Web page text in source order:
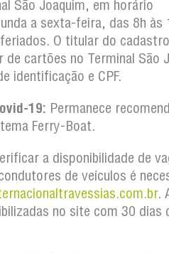
São Joaquim, em horário
a sexta-feira, das 8h às
O titular do
de cartões no Terminal São
identificação e CPF.
19: Permanece
Ferry-Boat.
a disponibilidade de
de veículos é
.
no site com 30 dias